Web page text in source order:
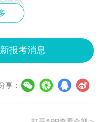
设置考区，考试详
证打印
年6月11日9:00－6
认真核对姓名、证
报考消息
享：